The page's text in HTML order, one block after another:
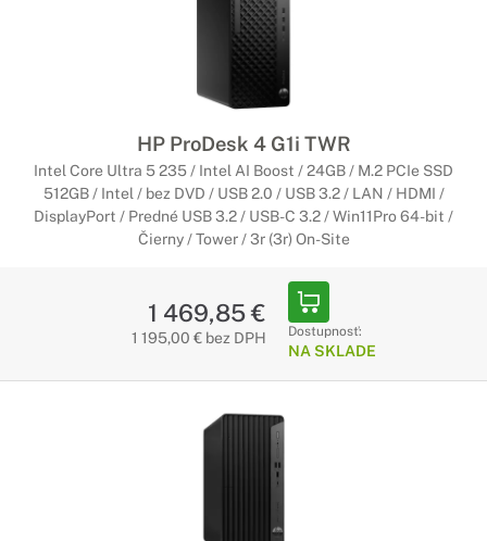
HP ProDesk 4 G1i TWR
Intel Core Ultra 5 235 / Intel AI Boost / 24GB / M.2 PCIe SSD
512GB / Intel / bez DVD / USB 2.0 / USB 3.2 / LAN / HDMI /
DisplayPort / Predné USB 3.2 / USB-C 3.2 / Win11Pro 64-bit /
Čierny / Tower / 3r (3r) On-Site
1 469,85 €
1 195,00 € bez DPH Dostupnosť:
NA SKLADE